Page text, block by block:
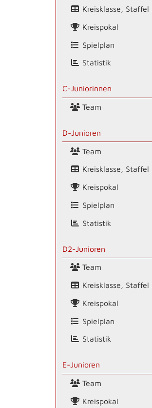
Kreisklasse, Staffel
Kreispokal
Spielplan
Statistik
C-Juniorinnen
Team
D-Junioren
Team
Kreisklasse, Staffel
Kreispokal
Spielplan
Statistik
D2-Junioren
Team
Kreisklasse, Staffel
Kreispokal
Spielplan
Statistik
E-Junioren
Team
Kreispokal